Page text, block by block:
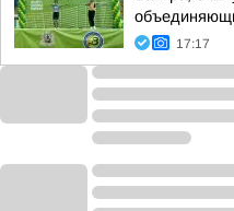
17:17